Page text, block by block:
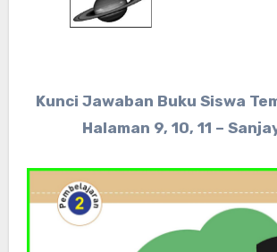
Kunci Jawaban Buku Siswa
Halaman 9, 10, 11 –